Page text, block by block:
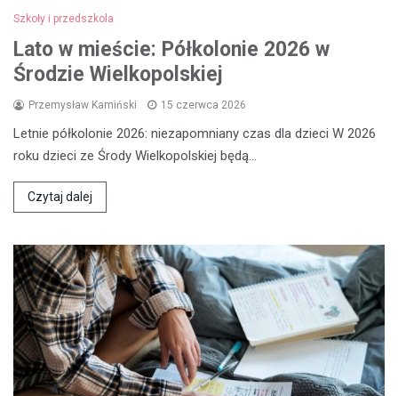
Szkoły i przedszkola
Lato w mieście: Półkolonie 2026 w
Środzie Wielkopolskiej
Przemysław Kamiński 15 czerwca 2026
Letnie półkolonie 2026: niezapomniany czas dla dzieci W 2026
roku dzieci ze Środy Wielkopolskiej będą…
Czytaj dalej